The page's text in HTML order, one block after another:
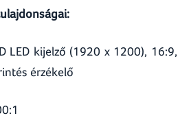
LED kijelző (1920 x 1200), 16:9,
érzékelő